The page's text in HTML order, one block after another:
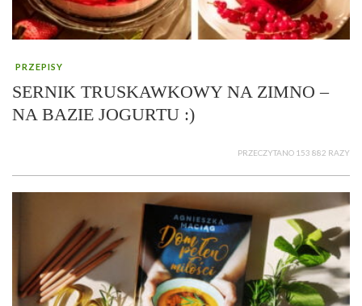
PRZEPISY
SERNIK TRUSKAWKOWY NA ZIMNO –
NA BAZIE JOGURTU :)
PRZECZYTANO 153 882 RAZY